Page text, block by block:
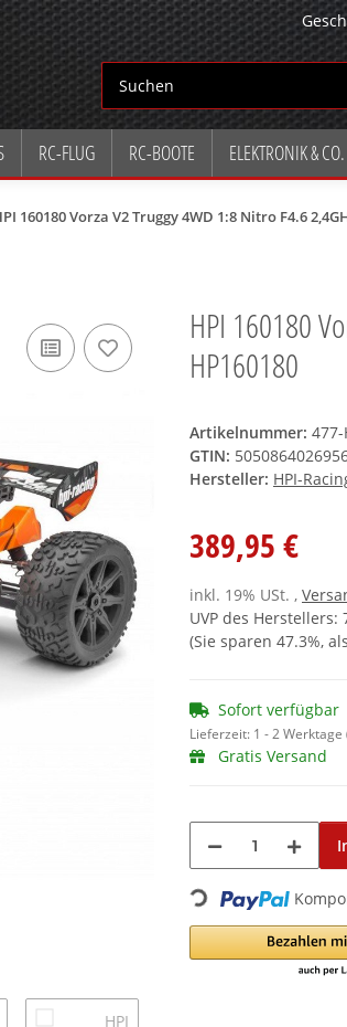
RC-FLUG RC-BOOTE ELEKTRONIK & CO.
160180 Vorza V2 Truggy 4WD 1:8 Nitro F4.6
HPI 160180
HP160180
Artikelnummer: 477-
GTIN:
Hersteller: HPI-
389,95 €
inkl. 19% USt. ,
UVP des Herstellers:
(Sie sparen 47.3%,
Sofort verfügbar
Lieferzeit: 1 - 2 Werktage
Gratis Versand
Loading...